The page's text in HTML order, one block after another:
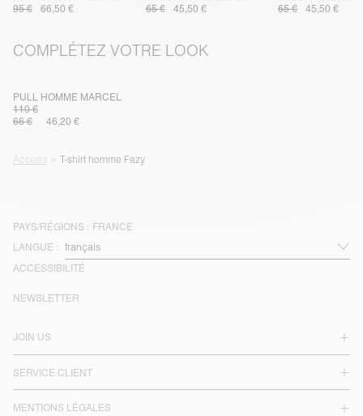
95 €
66,50 €
65 €
45,50 €
65 €
45,50 €
COMPLÉTEZ VOTRE LOOK
PULL HOMME MARCEL
110 €
66 €
46,20 €
Accueil T-shirt homme Fazy
PAYS/RÉGIONS : FRANCE
LANGUE :
ACCESSIBILITÉ
JOIN US
SERVICE CLIENT
MENTIONS LÉGALES
NEWSLETTER